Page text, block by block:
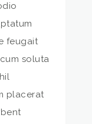
feugait
cum soluta
placerat